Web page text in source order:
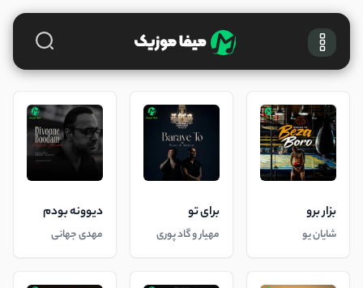
بزار برو
شایان یو
برای تو
مهیار و گاد پوری
دیوونه بودم
مهدی جهانی